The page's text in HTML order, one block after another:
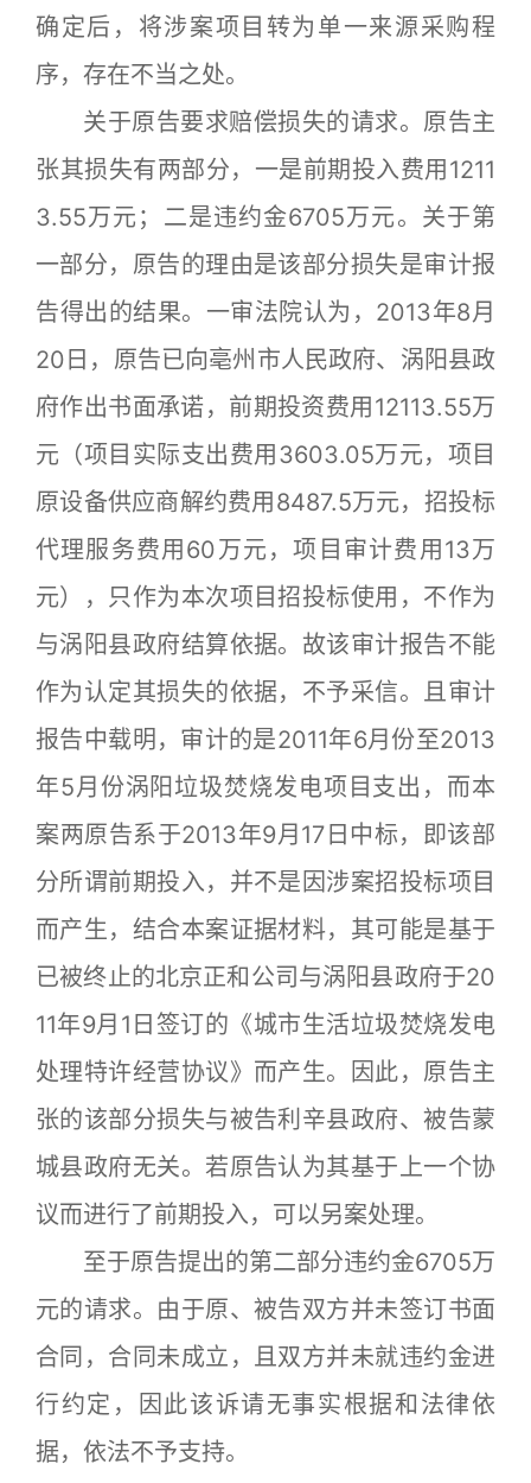
确定后，将涉案项目转为单一来源采购程
序，存在不当之处。
关于原告要求赔偿损失的请求。原告主
张其损失有两部分，一是前期投入费用1211
3.55万元；二是违约金6705万元。关于第
一部分，原告的理由是该部分损失是审计报
告得出的结果。一审法院认为，2013年8月
20日，原告已向亳州市人民政府、涡阳县政
府作出书面承诺，前期投资费用12113.55万
元（项目实际支出费用3603.05万元，项目
原设备供应商解约费用8487.5万元，招投标
代理服务费用60万元，项目审计费用13万
元），只作为本次项目招投标使用，不作为
与涡阳县政府结算依据。故该审计报告不能
作为认定其损失的依据，不予采信。且审计
报告中载明，审计的是2011年6月份至2013
年5月份涡阳垃圾焚烧发电项目支出，而本
案两原告系于2013年9月17日中标，即该部
分所谓前期投入，并不是因涉案招投标项目
而产生，结合本案证据材料，其可能是基于
已被终止的北京正和公司与涡阳县政府于20
11年9月1日签订的《城市生活垃圾焚烧发电
处理特许经营协议》而产生。因此，原告主
张的该部分损失与被告利辛县政府、被告蒙
城县政府无关。若原告认为其基于上一个协
议而进行了前期投入，可以另案处理。
至于原告提出的第二部分违约金6705万
元的请求。由于原、被告双方并未签订书面
合同，合同未成立，且双方并未就违约金进
行约定，因此该诉请无事实根据和法律依
据，依法不予支持。